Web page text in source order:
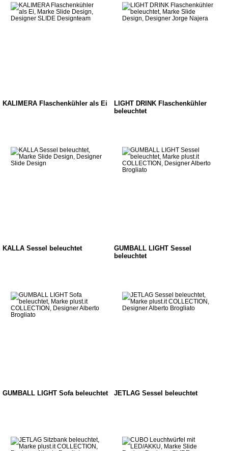
KALIMERA Flaschenkühler als Ei
LIGHT DRINK Flaschenkühler
beleuchtet
KALLA Sessel beleuchtet
GUMBALL LIGHT Sessel
beleuchtet
GUMBALL LIGHT Sofa beleuchtet JETLAG Sessel beleuchtet